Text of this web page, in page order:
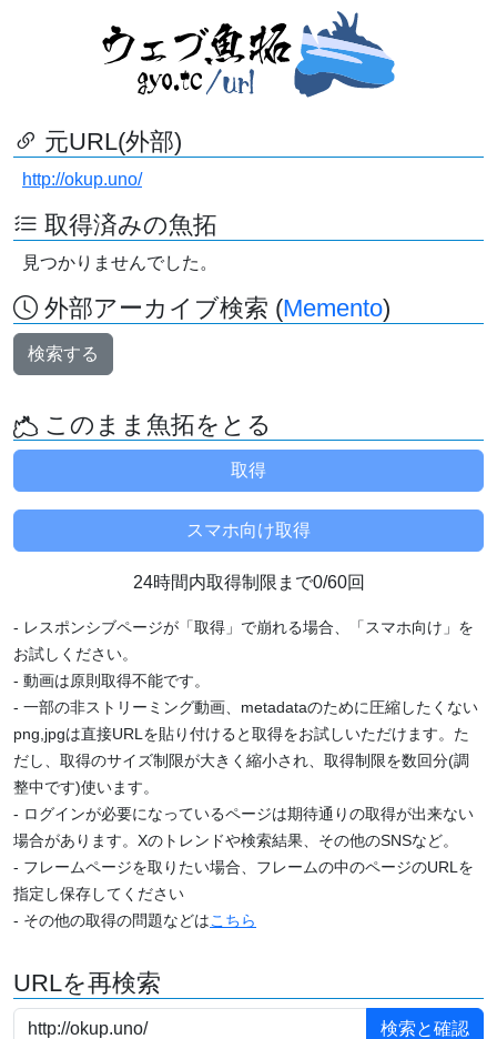
元URL(外部)
http://okup.uno/
取得済みの魚拓
見つかりませんでした。
外部アーカイブ検索 (Memento)
検索する
このまま魚拓をとる
24時間内取得制限まで0/60回
- レスポンシブページが「取得」で崩れる場合、「スマホ向け」を
お試しください。
- 動画は原則取得不能です。
- 一部の非ストリーミング動画、metadataのために圧縮したくない
png,jpgは直接URLを貼り付けると取得をお試しいただけます。た
だし、取得のサイズ制限が大きく縮小され、取得制限を数回分(調
整中です)使います。
- ログインが必要になっているページは期待通りの取得が出来ない
場合があります。Xのトレンドや検索結果、その他のSNSなど。
- フレームページを取りたい場合、フレームの中のページのURLを
指定し保存してください
- その他の取得の問題などはこちら
URLを再検索